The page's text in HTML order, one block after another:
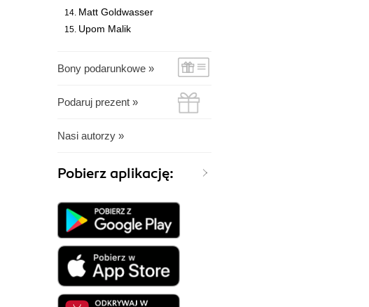
Matt Goldwasser
Upom Malik
Bony podarunkowe »
Podaruj prezent »
Nasi autorzy »
Pobierz aplikację: